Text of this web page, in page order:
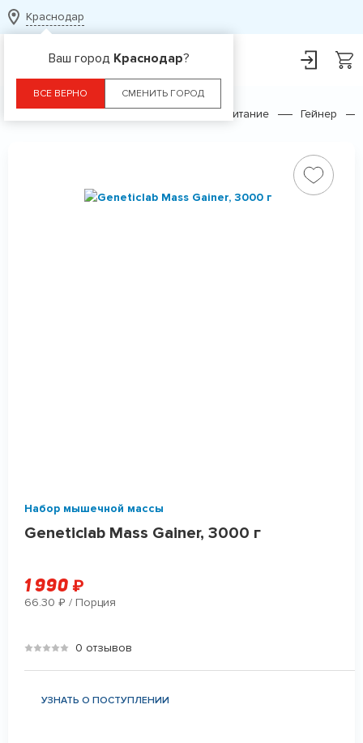
Краснодар
Ваш город Краснодар?
ВСЕ ВЕРНО СМЕНИТЬ ГОРОД
Спортивное питание Гейнер
Набор мышечной массы
Geneticlab Mass Gainer, 3000 г
1 990 ₽
66.30 ₽ / Порция
0 отзывов
УЗНАТЬ О ПОСТУПЛЕНИИ